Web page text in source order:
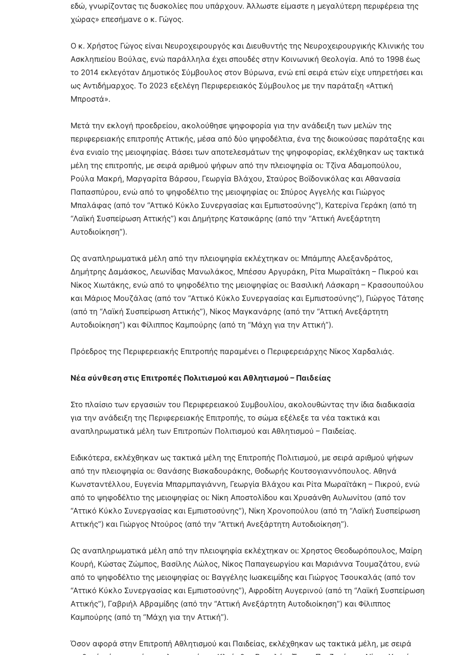
εδώ, γνωρίζοντας τις δυσκολίες που υπάρχουν. Άλλωστε είμαστε η μεγαλύτερη περιφέρεια της
χώρας» επεσήμανε ο κ. Γώγος.
Ο κ. Χρήστος Γώγος είναι Νευροχειρουργός και Διευθυντής της Νευροχειρουργικής Κλινικής του
Ασκληπιείου Βούλας, ενώ παράλληλα έχει σπουδές στην Κοινωνική Θεολογία. Από το 1998 έως
το 2014 εκλεγόταν Δημοτικός Σύμβουλος στον Βύρωνα, ενώ επί σειρά ετών είχε υπηρετήσει και
ως Αντιδήμαρχος. Το 2023 εξελέγη Περιφερειακός Σύμβουλος με την παράταξη «Αττική
Μπροστά».
Μετά την εκλογή προεδρείου, ακολούθησε ψηφοφορία για την ανάδειξη των μελών της
περιφερειακής επιτροπής Αττικής, μέσα από δύο ψηφοδέλτια, ένα της διοικούσας παράταξης και
ένα ενιαίο της μειοψηφίας. Βάσει των αποτελεσμάτων της ψηφοφορίας, εκλέχθηκαν ως τακτικά
μέλη της επιτροπής, με σειρά αριθμού ψήφων από την πλειοψηφία οι: Τζίνα Αδαμοπούλου,
Ρούλα Μακρή, Μαργαρίτα Βάρσου, Γεωργία Βλάχου, Σταύρος Βοϊδονικόλας και Αθανασία
Παπασπύρου, ενώ από το ψηφοδέλτιο της μειοψηφίας οι: Σπύρος Αγγελής και Γιώργος
Μπαλάφας (από τον “Αττικό Κύκλο Συνεργασίας και Εμπιστοσύνης”), Κατερίνα Γεράκη (από τη
“Λαϊκή Συσπείρωση Αττικής”) και Δημήτρης Κατσικάρης (από την “Αττική Ανεξάρτητη
Αυτοδιοίκηση”).
Ως αναπληρωματικά μέλη από την πλειοψηφία εκλέχτηκαν οι: Μπάμπης Αλεξανδράτος,
Δημήτρης Δαμάσκος, Λεωνίδας Μανωλάκος, Μπέσσυ Αργυράκη, Ρίτα Μωραϊτάκη – Πικρού και
Νίκος Χιωτάκης, ενώ από το ψηφοδέλτιο της μειοψηφίας οι: Βασιλική Λάσκαρη – Κρασουπούλου
και Μάριος Μουζάλας (από τον “Αττικό Κύκλο Συνεργασίας και Εμπιστοσύνης”), Γιώργος Τάτσης
(από τη “Λαϊκή Συσπείρωση Αττικής”), Νίκος Μαγκανάρης (από την “Αττική Ανεξάρτητη
Αυτοδιοίκηση”) και Φίλιππος Καμπούρης (από τη “Μάχη για την Αττική”).
Πρόεδρος της Περιφερειακής Επιτροπής παραμένει ο Περιφερειάρχης Νίκος Χαρδαλιάς.
Νέα σύνθεση στις Επιτροπές Πολιτισμού και Αθλητισμού – Παιδείας
Στο πλαίσιο των εργασιών του Περιφερειακού Συμβουλίου, ακολουθώντας την ίδια διαδικασία
για την ανάδειξη της Περιφερειακής Επιτροπής, το σώμα εξέλεξε τα νέα τακτικά και
αναπληρωματικά μέλη των Επιτροπών Πολιτισμού και Αθλητισμού – Παιδείας.
Ειδικότερα, εκλέχθηκαν ως τακτικά μέλη της Επιτροπής Πολιτισμού, με σειρά αριθμού ψήφων
από την πλειοψηφία οι: Θανάσης Βισκαδουράκης, Θοδωρής Κουτσογιαννόπουλος. Αθηνά
Κωνσταντέλλου, Ευγενία Μπαρμπαγιάννη, Γεωργία Βλάχου και Ρίτα Μωραϊτάκη – Πικρού, ενώ
από το ψηφοδέλτιο της μειοψηφίας οι: Νίκη Αποστολίδου και Χρυσάνθη Αυλωνίτου (από τον
“Αττικό Κύκλο Συνεργασίας και Εμπιστοσύνης”), Νίκη Χρονοπούλου (από τη “Λαϊκή Συσπείρωση
Αττικής”) και Γιώργος Ντούρος (από την “Αττική Ανεξάρτητη Αυτοδιοίκηση”).
Ως αναπληρωματικά μέλη από την πλειοψηφία εκλέχτηκαν οι: Χρηστος Θεοδωρόπουλος, Μαίρη
Κουρή, Κώστας Ζώμπος, Βασίλης Λώλος, Νίκος Παπαγεωργίου και Μαριάννα Τουμαζάτου, ενώ
από το ψηφοδέλτιο της μειοψηφίας οι: Βαγγέλης Ιωακειμίδης και Γιώργος Τσουκαλάς (από τον
“Αττικό Κύκλο Συνεργασίας και Εμπιστοσύνης”), Αφροδίτη Αυγερινού (από τη “Λαϊκή Συσπείρωση
Αττικής”), Γαβριήλ Αβραμίδης (από την “Αττική Ανεξάρτητη Αυτοδιοίκηση”) και Φίλιππος
Καμπούρης (από τη “Μάχη για την Αττική”).
Όσον αφορά στην Επιτροπή Αθλητισμού και Παιδείας, εκλέχθηκαν ως τακτικά μέλη, με σειρά